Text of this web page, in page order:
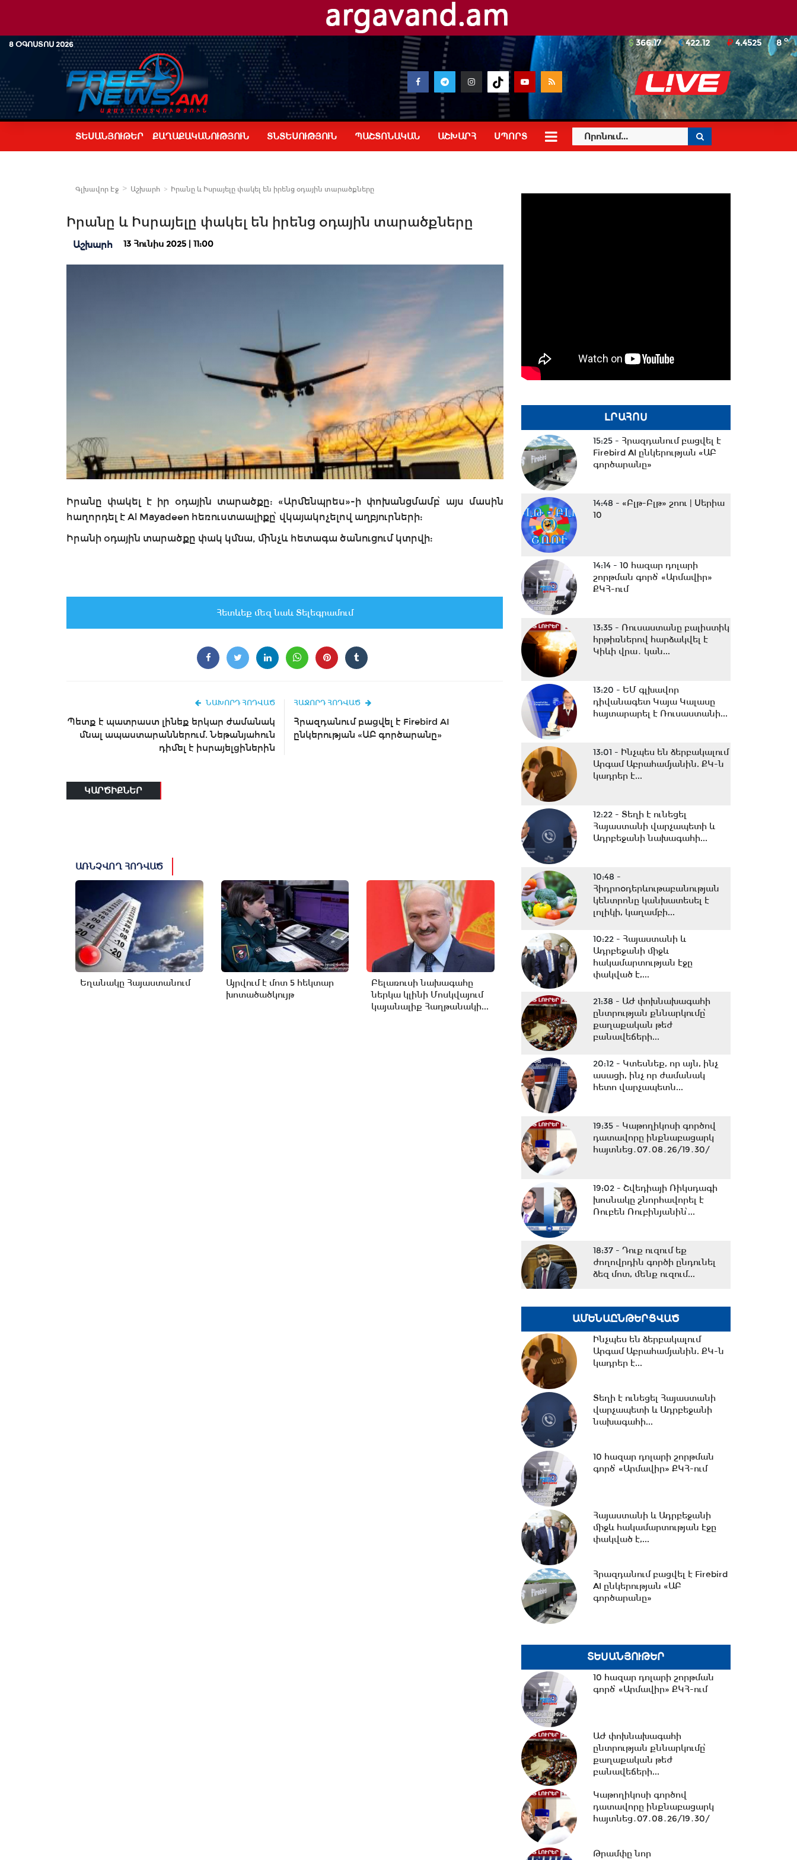
8 ՕԳՈՍՏՈՍ 2026 8o
366.17 422.12 4.4525
ՏԵՍԱՆՅՈՒԹԵՐ ՔԱՂԱՔԱԿԱՆՈՒԹՅՈՒՆ ՏՆՏԵՍՈՒԹՅՈՒՆ ՊԱՇՏՈՆԱԿԱՆ ԱՇԽԱՐՀ ՍՊՈՐՏ
Գլխավոր Էջ Աշխարհ Իրանը և Իսրայելը փակել են իրենց օդային տարածքները
Իրանը և Իսրայելը փակել են իրենց օդային տարածքները
Աշխարհ 13 Հունիս 2025 | 11:00
Իրանը փակել է իր օդային տարածքը: «Արմենպրես»-ի փոխանցմամբ՝ այս մասին
հաղորդել է Al Mayadeen հեռուստաալիքը՝ վկայակոչելով աղբյուրների:
Իրանի օդային տարածքը փակ կմնա, մինչև հետագա ծանուցում կտրվի:
Հետևեք մեզ նաև Տելեգրամում
ՆԱԽՈՐԴ ՀՈԴՎԱԾ
Պետք է պատրաստ լինեք երկար ժամանակ
մնալ ապաստարաններում. Նեթանյահուն
դիմել է իսրայելցիներին
ՀԱՋՈՐԴ ՀՈԴՎԱԾ
Հրազդանում բացվել է Firebird AI
ընկերության «ԱԲ գործարանը»
ԿԱՐԾԻՔՆԵՐ
ԱՌՆՉՎՈՂ ՀՈԴՎԱԾ
Եղանակը Հայաստանում
Այրվում է մոտ 5 հեկտար
խոտածածկույթ
Բելառուսի նախագահը
ներկա կլինի Մոսկվայում
կայանալիք Հաղթանակի...
ԼՐԱՀՈՍ
15:25 - Հրազդանում բացվել է
Firebird AI ընկերության «ԱԲ
գործարանը»
14:48 - «Բլթ-Բլթ» շոու | Սերիա
10
14:14 - 10 հազար դոլարի
շորթման գործ՝ «Արմավիր»
ՔԿՀ-ում
13:35 - Ռուսաստանը բալիստիկ
հրթիռներով հարձակվել է
Կիևի վրա․ կան...
13:20 - ԵՄ գլխավոր
դիվանագետ Կայա Կալասը
հայտարարել է Ռուսաստանի...
13:01 - Ինչպես են ձերբակալում
Արգամ Աբրահամյանին. ՔԿ-ն
կադրեր է...
12:22 - Տեղի է ունեցել
Հայաստանի վարչապետի և
Ադրբեջանի նախագահի...
10:48 -
Հիդրոօդերևութաբանության
կենտրոնը կանխատեսել է
լոլիկի, կաղամբի...
10:22 - Հայաստանի և
Ադրբեջանի միջև
հակամարտության էջը
փակված է,...
21:38 - ԱԺ փոխնախագահի
ընտրության քննարկումը՝
քաղաքական թեժ
բանավեճերի...
20:12 - Կտեսնեք, որ այն, ինչ
ասացի, ինչ որ ժամանակ
հետո վարչապետն...
19:35 - Կաթողիկոսի գործով
դատավորը ինքնաբացարկ
հայտնեց․07․08․26/19․30/
19:02 - Շվեդիայի Ռիկսդագի
խոսնակը շնորհավորել է
Ռուբեն Ռուբինյանին՝...
18:37 - Դուք ուզում եք
ժողովրդին գործի ընդունել
ձեզ մոտ, մենք ուզում...
18:02 - Ազատ շփում Գնել
Սարգսյանի հետ | 07.08.2026
մտցնում ԱՄՆ
քաղաքացիություն...
քարոզարշավը խոչընդոտելու
դեպքի...
նախկին ղեկավար Մուրադ
Սիմոնյանից կբռնագանձվի...
գնման մրցույթից 500 մլն
դրամից ավելի...
վնասում են ԵԱՏՄ-ի
ընկալմանը...
14:32 -ՌԴ-ի կողմից 5
14:06 -Կասեցվել է «Ծիրան»
սուպերմարկետում գործող
հացի արտադրամասի...
13:30 -«Առինջ մոլ»-ում
բացահայտվել է 1,3 մլրդ դրամի
ԱՄԵՆԱԸՆԹԵՐՑՎԱԾ
Ինչպես են ձերբակալում
Արգամ Աբրահամյանին. ՔԿ-ն
կադրեր է...
Տեղի է ունեցել Հայաստանի
վարչապետի և Ադրբեջանի
նախագահի...
10 հազար դոլարի շորթման
գործ՝ «Արմավիր» ՔԿՀ-ում
Հայաստանի և Ադրբեջանի
միջև հակամարտության էջը
փակված է,...
Հրազդանում բացվել է Firebird
AI ընկերության «ԱԲ
գործարանը»
ՏԵՍԱՆՅՈՒԹԵՐ
10 հազար դոլարի շորթման
գործ՝ «Արմավիր» ՔԿՀ-ում
ԱԺ փոխնախագահի
ընտրության քննարկումը՝
քաղաքական թեժ
բանավեճերի...
Կաթողիկոսի գործով
դատավորը ինքնաբացարկ
հայտնեց․07․08․26/19․30/
Թրամփը նոր